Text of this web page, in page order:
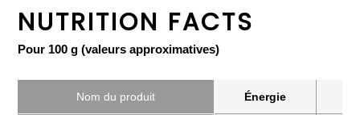
NUTRITION FACTS
Pour 100 g (valeurs approximatives)
Nom du produit Énergie